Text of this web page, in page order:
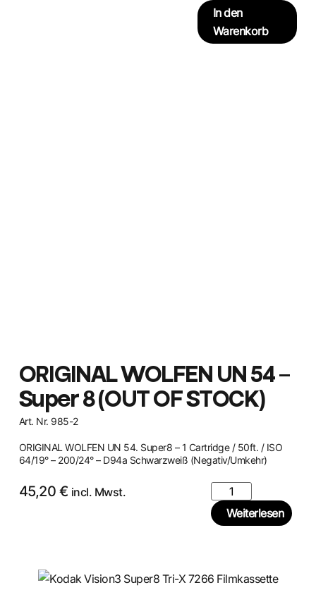
In den
Warenkorb
ORIGINAL WOLFEN UN 54 –
Super 8 (OUT OF STOCK)
Art. Nr. 985-2
ORIGINAL WOLFEN UN 54. Super8 – 1 Cartridge / 50ft. / ISO
64/19° – 200/24° – D94a Schwarzweiß (Negativ/Umkehr)
45,20 € incl. Mwst.
Weiterlesen